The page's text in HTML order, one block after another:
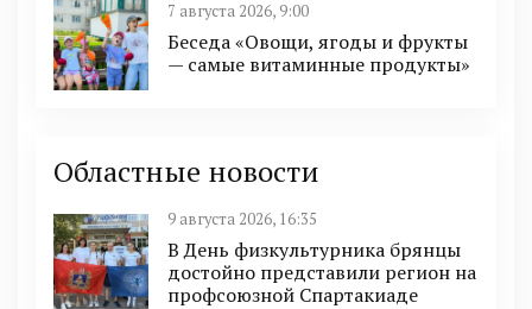
7 августа 2026, 9:00
Беседа «Овощи, ягоды и фрукты
— самые витаминные продукты»
Областные новости
9 августа 2026, 16:35
В День физкультурника брянцы
достойно представили регион на
профсоюзной Спартакиаде